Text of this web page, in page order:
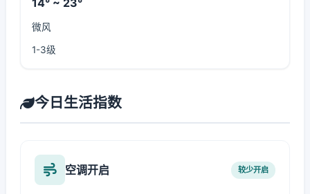
14° ~ 23°
微风
1-3级
今日生活指数
空调开启 较少开启